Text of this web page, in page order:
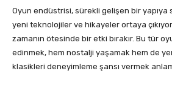
Oyun endüstrisi, sürekli gelişen bir yapıya
yeni teknolojiler ve hikayeler ortaya
zamanın ötesinde bir etki bırakır. Bu tür
edinmek, hem nostalji yaşamak hem de
klasikleri deneyimleme şansı vermek